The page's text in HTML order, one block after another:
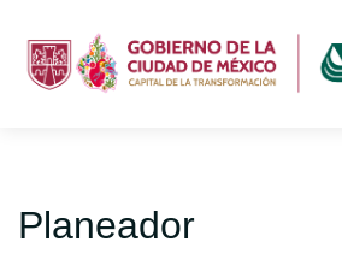
Planeador